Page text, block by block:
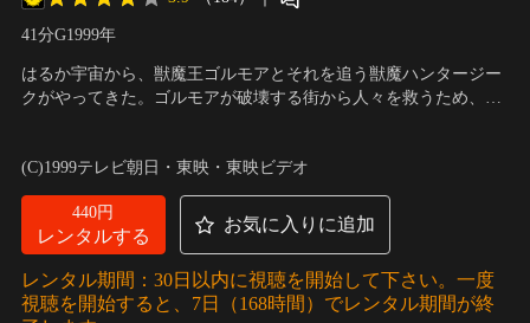
41分G1999年
はるか宇宙から、獣魔王ゴルモアとそれを追う獣魔ハンタージー
クがやってきた。ゴルモアが破壊する街から人々を救うため、ゴ
う。ジークのパワーで京子が着装！反撃開始だゴーゴーファイ
ブ！
(C)1999テレビ朝日・東映・東映ビデオ
440円
レンタルする
お気に入りに追加
レンタル期間：30日以内に視聴を開始して下さい。一度
視聴を開始すると、7日（168時間）でレンタル期間が終